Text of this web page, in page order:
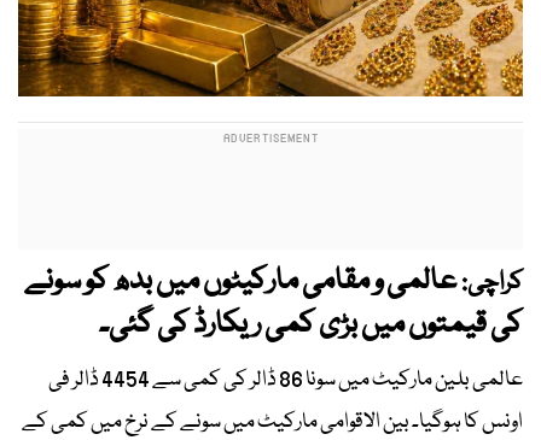
کراچی:عالمی و مقامی مارکیٹوں میں بدھ کو سونے
کی قیمتوں میں بڑی کمی ریکارڈ کی گئی۔
عالمی بلین مارکیٹ میں سونا 86 ڈالر کی کمی سے 4454 ڈالر فی
اونس کا ہوگیا۔ بین الاقوامی مارکیٹ میں سونے کے نرخ میں کمی کے